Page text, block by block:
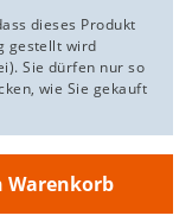
dieses Produkt
gestellt wird
Sie dürfen nur so
wie Sie gekauft
Warenkorb